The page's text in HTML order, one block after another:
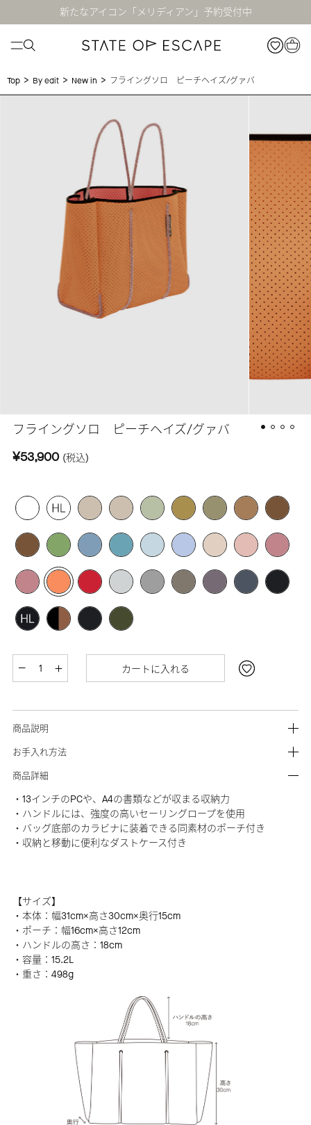
新たなアイコン「メリディアン」予約受付中
Top > By edit > New in > フライングソロ ピーチヘイズ/グァバ
フライングソロ ピーチヘイズ/グァバ
¥53,900 (税込)
カートに入れる
商品説明
お手入れ方法
商品詳細
・13インチのPCや、A4の書類などが収まる収納力
・ハンドルには、強度の高いセーリングロープを使用
・バッグ底部のカラビナに装着できる同素材のポーチ付き
・収納と移動に便利なダストケース付き
【サイズ】
・本体：幅31cm×高さ30cm×奥行15cm
・ポーチ：幅16cm×高さ12cm
・ハンドルの高さ：18cm
・容量：15.2L
・重さ：498g